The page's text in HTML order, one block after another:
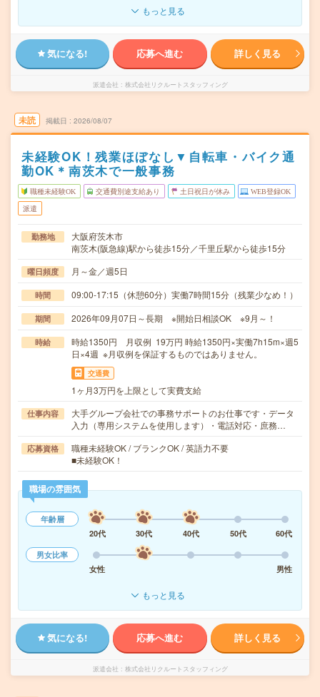
もっと見る
気になる! 応募へ進む 詳しく見る
派遣会社 株式会社リクルートスタッフィング
未読 掲載日 2026/08/07
未経験OK！残業ほぼなし▼自転車・バイク通
勤OK＊南茨木で一般事務
職種未経験OK 交通費別途支給あり 土日祝日が休み WEB登録OK
派遣
勤務地
大阪府茨木市
南茨木(阪急線)駅から徒歩15分／千里丘駅から徒歩15分
曜日頻度 月～金／週5日
時間 09:00-17:15（休憩60分）実働7時間15分（残業少なめ！）
期間 2026年09月07日～長期 ※開始日相談OK ※9月～！
時給
時給1350円 月収例 19万円 時給1350円×実働7h15m×週5
日×4週 ※月収例を保証するものではありません。
交通費
1ヶ月3万円を上限として実費支給
仕事内容
大手グループ会社での事務サポートのお仕事です・データ
入力（専用システムを使用します）・電話対応・庶務…
応募資格
職種未経験OK / ブランクOK / 英語力不要
■未経験OK！
職場の雰囲気
年齢層
20代
30代 40代 50代
60代
男女比率
女性
男性
もっと見る
気になる! 応募へ進む 詳しく見る
派遣会社 株式会社リクルートスタッフィング